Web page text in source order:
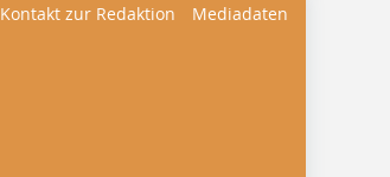
Kontakt zur Redaktion Mediadaten